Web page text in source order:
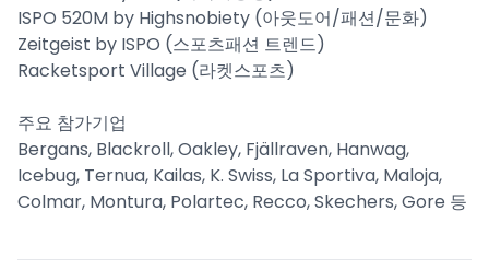
ISPO 520M by Highsnobiety (아웃도어/패션/문화)
Zeitgeist by ISPO (스포츠패션 트렌드)
Racketsport Village (라켓스포츠)
주요 참가기업
Bergans, Blackroll, Oakley, Fjällraven, Hanwag,
Icebug, Ternua, Kailas, K. Swiss, La Sportiva, Maloja,
Colmar, Montura, Polartec, Recco, Skechers, Gore 등